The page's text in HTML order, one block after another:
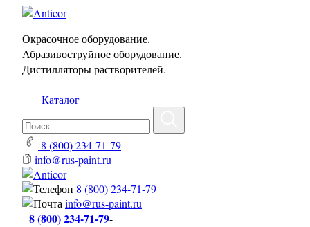
Окрасочное оборудование.
Абразивоструйное оборудование.
Дистилляторы растворителей.
Каталог
8 (800) 234-71-79
info@rus-paint.ru
8 (800) 234-71-79
info@rus-paint.ru
8 (800) 234-71-79-